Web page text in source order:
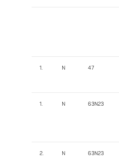
1. N 47
1. N 63N23
2. N 63N23